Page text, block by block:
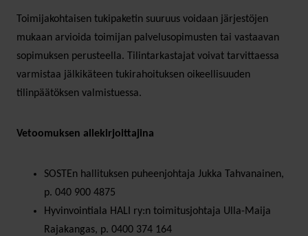
Toimijakohtaisen tukipaketin suuruus voidaan järjestöjen
mukaan arvioida toimijan palvelusopimusten tai vastaavan
sopimuksen perusteella. Tilintarkastajat voivat tarvittaessa
varmistaa jälkikäteen tukirahoituksen oikeellisuuden
tilinpäätöksen valmistuessa.
Vetoomuksen allekirjoittajina
SOSTEn hallituksen puheenjohtaja Jukka Tahvanainen,
p. 040 900 4875
Hyvinvointiala HALI ry:n toimitusjohtaja Ulla-Maija
Rajakangas, p. 0400 374 164